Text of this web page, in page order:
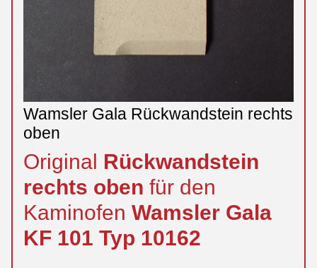
Wamsler Gala Rückwandstein rechts
oben
Original Rückwandstein
rechts oben für den
Kaminofen Wamsler Gala
KF 101 Typ 10162